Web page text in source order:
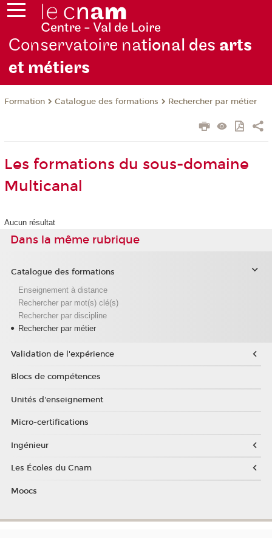
Conservatoire national des arts
et métiers
Formation Catalogue des formations Rechercher par métier
Les formations du sous-domaine
Multicanal
Aucun résultat
Dans la même rubrique
Catalogue des formations
Enseignement à distance
Rechercher par mot(s) clé(s)
Rechercher par discipline
Rechercher par métier
Validation de l'expérience
Blocs de compétences
Unités d'enseignement
Micro-certifications
Ingénieur
Les Écoles du Cnam
Moocs